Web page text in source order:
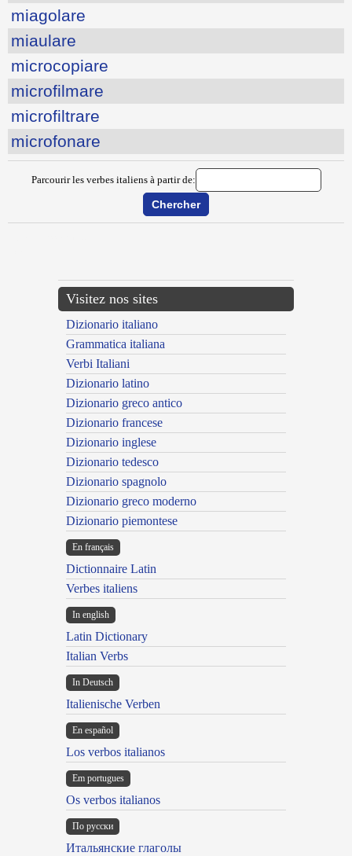
miagolare
miaulare
microcopiare
microfilmare
microfiltrare
microfonare
Parcourir les verbes italiens à partir de:
Visitez nos sites
Dizionario italiano
Grammatica italiana
Verbi Italiani
Dizionario latino
Dizionario greco antico
Dizionario francese
Dizionario inglese
Dizionario tedesco
Dizionario spagnolo
Dizionario greco moderno
Dizionario piemontese
En français
Dictionnaire Latin
Verbes italiens
In english
Latin Dictionary
Italian Verbs
In Deutsch
Italienische Verben
En español
Los verbos italianos
Em portugues
Os verbos italianos
По русски
Итальянские глаголы